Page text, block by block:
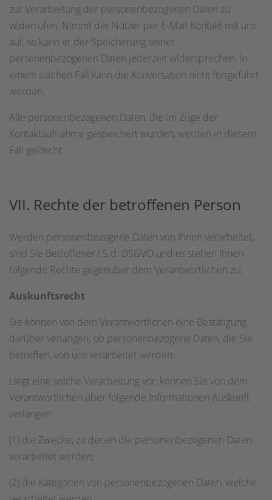
zur Verarbeitung der personenbezogenen Daten zu
widerrufen. Nimmt der Nutzer per E-Mail Kontakt mit uns
auf, so kann er der Speicherung seiner
personenbezogenen Daten jederzeit widersprechen. In
einem solchen Fall kann die Konversation nicht fortgeführt
werden.
Alle personenbezogenen Daten, die im Zuge der
Kontaktaufnahme gespeichert wurden, werden in diesem
Fall gelöscht.
VII. Rechte der betroffenen Person
Werden personenbezogene Daten von Ihnen verarbeitet,
sind Sie Betroffener i.S.d. DSGVO und es stehen Ihnen
folgende Rechte gegenüber dem Verantwortlichen zu:
Auskunftsrecht
Sie können von dem Verantwortlichen eine Bestätigung
darüber verlangen, ob personenbezogene Daten, die Sie
betreffen, von uns verarbeitet werden.
Liegt eine solche Verarbeitung vor, können Sie von dem
Verantwortlichen über folgende Informationen Auskunft
verlangen:
(1) die Zwecke, zu denen die personenbezogenen Daten
verarbeitet werden;
(2) die Kategorien von personenbezogenen Daten, welche